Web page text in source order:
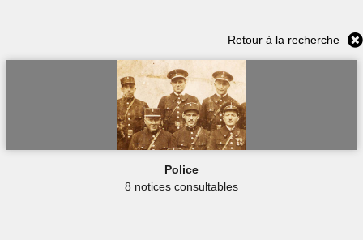
Retour à la recherche
Police
8 notices consultables